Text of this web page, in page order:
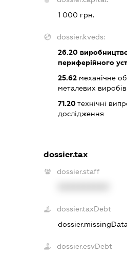
1 000 грн.
dossier.kveds:
26.20
периферійного
25.62механічне
металевих виробів
71.20технічні
дослідження
dossier.tax
dossier.staff
dossier.taxDebt
dossier.missingData
dossier.esvDebt